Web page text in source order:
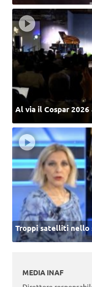
Al via il Cospar 2026
Troppi satelliti nello
MEDIA INAF